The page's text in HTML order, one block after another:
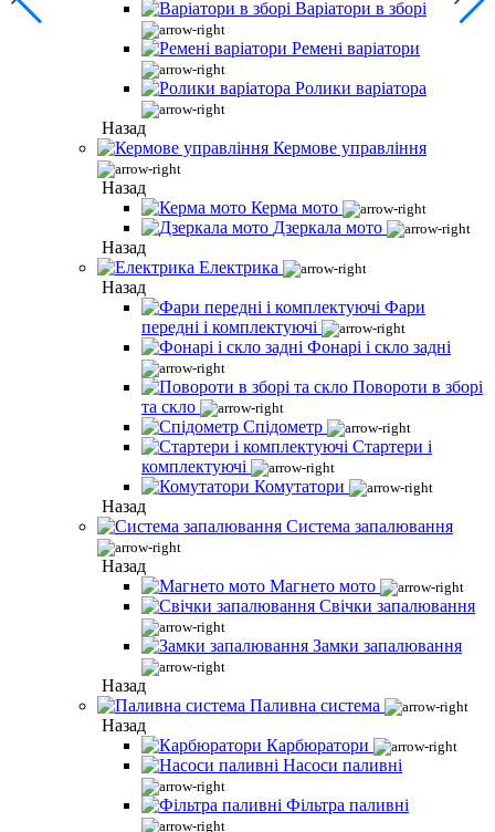
Варіатори в зборі
Ремені варіатори
Ролики варіатора
Назад
Кермове управління
Назад
Керма мото
Дзеркала мото
Назад
Електрика
Назад
Фари
передні і комплектуючі
Фонарі і скло задні
Повороти в зборі
та скло
Спідометр
Стартери і
комплектуючі
Комутатори
Назад
Система запалювання
Назад
Магнето мото
Свічки запалювання
Замки запалювання
Назад
Паливна система
Назад
Карбюратори
Насоси паливні
Фільтра паливні